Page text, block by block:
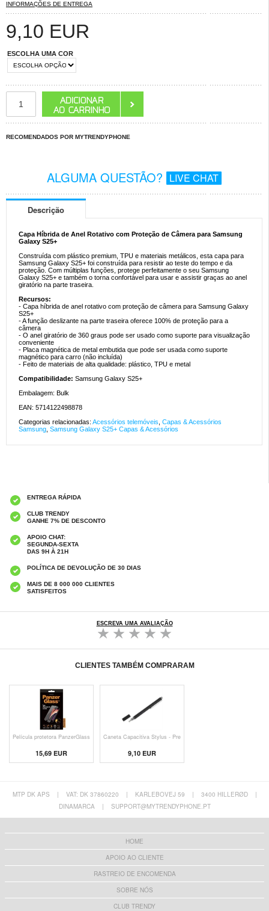
INFORMAÇÕES DE ENTREGA
9,10 EUR
ESCOLHA UMA COR
RECOMENDADOS POR MYTRENDYPHONE
ALGUMA QUESTÃO? LIVE CHAT
Descrição
Capa Híbrida de Anel Rotativo com Proteção de Câmera para Samsung
Galaxy S25+
Construída com plástico premium, TPU e materiais metálicos, esta capa para
Samsung Galaxy S25+ foi construída para resistir ao teste do tempo e da
proteção. Com múltiplas funções, protege perfeitamente o seu Samsung
Galaxy S25+ e também o torna confortável para usar e assistir graças ao anel
giratório na parte traseira.
Recursos:
- Capa híbrida de anel rotativo com proteção de câmera para Samsung Galaxy
S25+
- A função deslizante na parte traseira oferece 100% de proteção para a
câmera
- O anel giratório de 360 graus pode ser usado como suporte para visualização
conveniente
- Placa magnética de metal embutida que pode ser usada como suporte
magnético para carro (não incluída)
- Feito de materiais de alta qualidade: plástico, TPU e metal
Compatibilidade: Samsung Galaxy S25+
Embalagem: Bulk
EAN: 5714122498878
Categorias relacionadas: Acessórios telemóveis Capas & Acessórios
Samsung Samsung Galaxy S25+ Capas & Acessórios
ENTREGA RÁPIDA
CLUB TRENDY
GANHE 7% DE DESCONTO
APOIO CHAT:
SEGUNDA-SEXTA
DAS 9H À 21H
POLÍTICA DE DEVOLUÇÃO DE 30 DIAS
MAIS DE 8 000 000 CLIENTES
SATISFEITOS
ESCREVA UMA AVALIAÇÃO
CLIENTES TAMBÉM COMPRARAM
Película protetora PanzerGlass
15,69 EUR
Caneta Capacitiva Stylus - Pre
9,10 EUR
MTP DK APS | VAT: DK 37860220 | KARLEBOVEJ 59 | 3400 HILLERØD
|
DINAMARCA
| SUPPORT@MYTRENDYPHONE.PT
HOME
APOIO AO CLIENTE
RASTREIO DE ENCOMENDA
SOBRE NÓS
CLUB TRENDY